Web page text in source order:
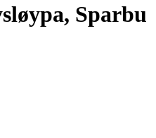
Sparbu